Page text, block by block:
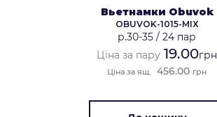
Вьетнамки Obuvok
OBUVOK-1015-MIX
р.30-35 / 24 пар
Ціна за пару 19.00грн
Ціна за ящ. 456.00 грн